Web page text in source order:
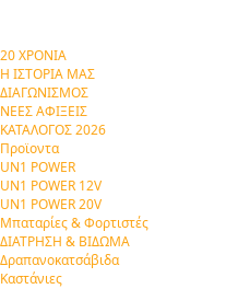
20 ΧΡΟΝΙΑ
Η ΙΣΤΟΡΙΑ ΜΑΣ
ΔΙΑΓΩΝΙΣΜΟΣ
ΝΕΕΣ ΑΦΙΞΕΙΣ
ΚΑΤΑΛΟΓΟΣ 2026
Προϊοντα
UN1 POWER
UN1 POWER 12V
UN1 POWER 20V
Μπαταρίες & Φορτιστές
ΔΙΑΤΡΗΣΗ & ΒΙΔΩΜΑ
Δραπανοκατσάβιδα
Καστάνιες